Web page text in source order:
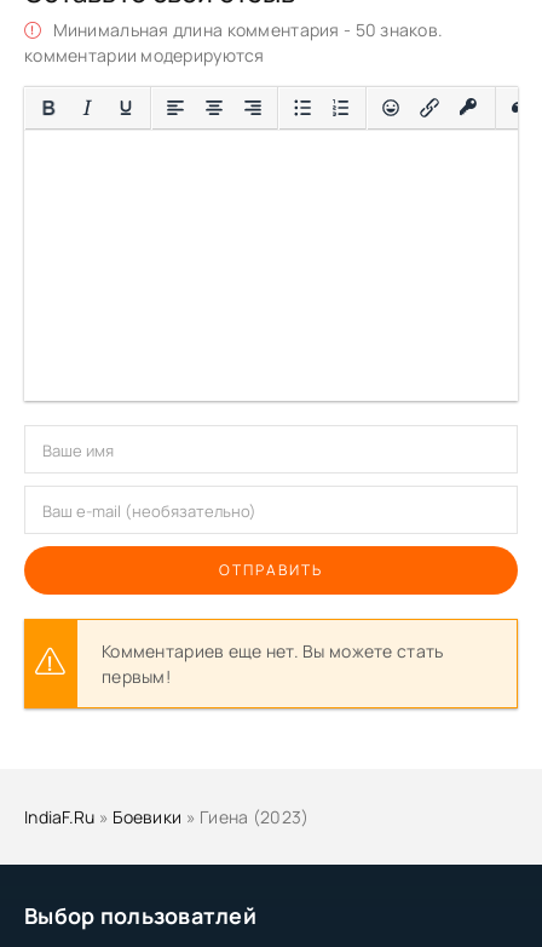
Выбор пользоватлей
Минимальная длина комментария - 50 знаков.
комментарии модерируются
ОТПРАВИТЬ
Комментариев еще нет. Вы можете стать
первым!
IndiaF.Ru » Боевики » Гиена (2023)